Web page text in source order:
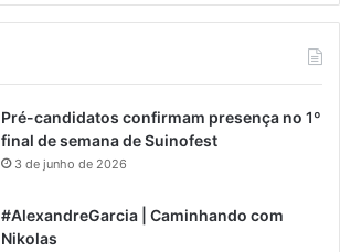
Pré-candidatos confirmam presença no 1º
final de semana de Suinofest
3 de junho de 2026
#AlexandreGarcia | Caminhando com
Nikolas